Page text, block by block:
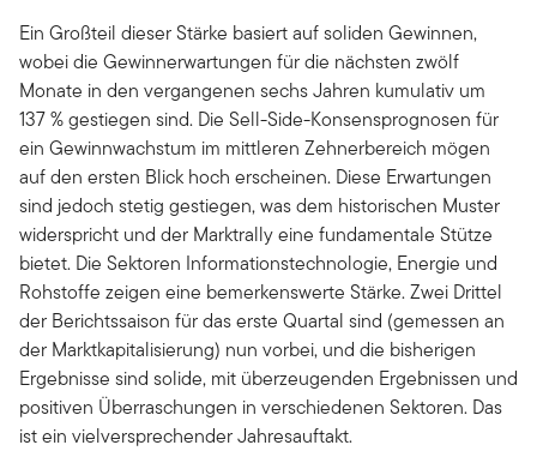
Ein Großteil dieser Stärke basiert auf soliden Gewinnen,
wobei die Gewinnerwartungen für die nächsten zwölf
Monate in den vergangenen sechs Jahren kumulativ um
137 % gestiegen sind. Die Sell-Side-Konsensprognosen für
ein Gewinnwachstum im mittleren Zehnerbereich mögen
auf den ersten Blick hoch erscheinen. Diese Erwartungen
sind jedoch stetig gestiegen, was dem historischen Muster
widerspricht und der Marktrally eine fundamentale Stütze
bietet. Die Sektoren Informationstechnologie, Energie und
Rohstoffe zeigen eine bemerkenswerte Stärke. Zwei Drittel
der Berichtssaison für das erste Quartal sind (gemessen an
der Marktkapitalisierung) nun vorbei, und die bisherigen
Ergebnisse sind solide, mit überzeugenden Ergebnissen und
positiven Überraschungen in verschiedenen Sektoren. Das
ist ein vielversprechender Jahresauftakt.